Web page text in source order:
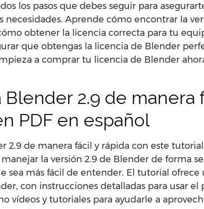
los pasos que debes seguir para
necesidades. Aprende cómo encontrar la
obtener la licencia correcta para tu
que obtengas la licencia de Blender
a comprar tu licencia de Blender
2.9 de manera
PDF en español
2.9 de manera fácil y rápida con este
la versión 2.9 de Blender de forma
sea más fácil de entender. El tutorial ofrece
con instrucciones detalladas para usar
vídeos y tutoriales para ayudarle a